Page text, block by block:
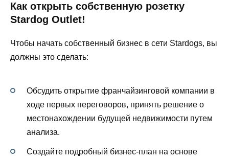
Как открыть собственную розетку
Stardog Outlet!
Чтобы начать собственный бизнес в сети Stardogs, вы
должны это сделать:
Обсудить открытие франчайзинговой компании в
ходе первых переговоров, принять решение о
местонахождении будущей недвижимости путем
анализа.
Создайте подробный бизнес-план на основе